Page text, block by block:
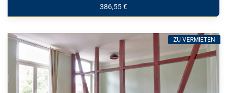
386,55 €
ZU VERMIETEN